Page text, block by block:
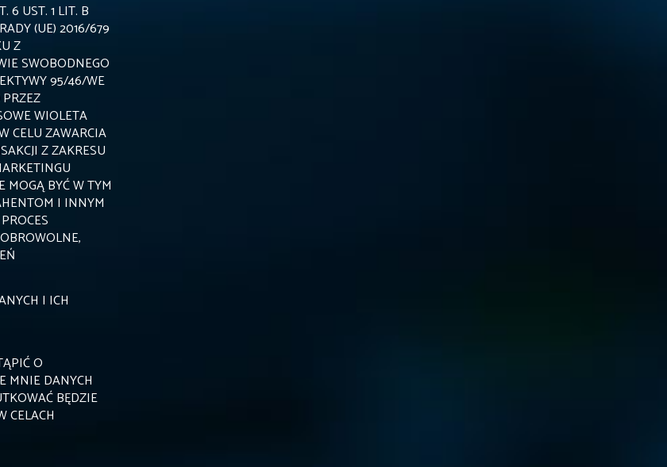
6 UST. 1 LIT. B
(UE) 2016/679
Z
SWOBODNEGO
95/46/WE
WIOLETA
CELU ZAWARCIA
Z ZAKRESU
MOGĄ BYĆ W TYM
I INNYM
I ICH
O
MNIE DANYCH
BĘDZIE
CELACH